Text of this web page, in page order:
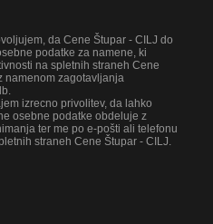
da Cene Štupar - CILJ do
podatke za namene, ki
na spletnih straneh Cene
namenom zagotavljanja
izrecno privolitev, da lahko
osebne podatke obdeluje z
ter me po e-pošti ali telefonu
straneh Cene Štupar - CILJ.